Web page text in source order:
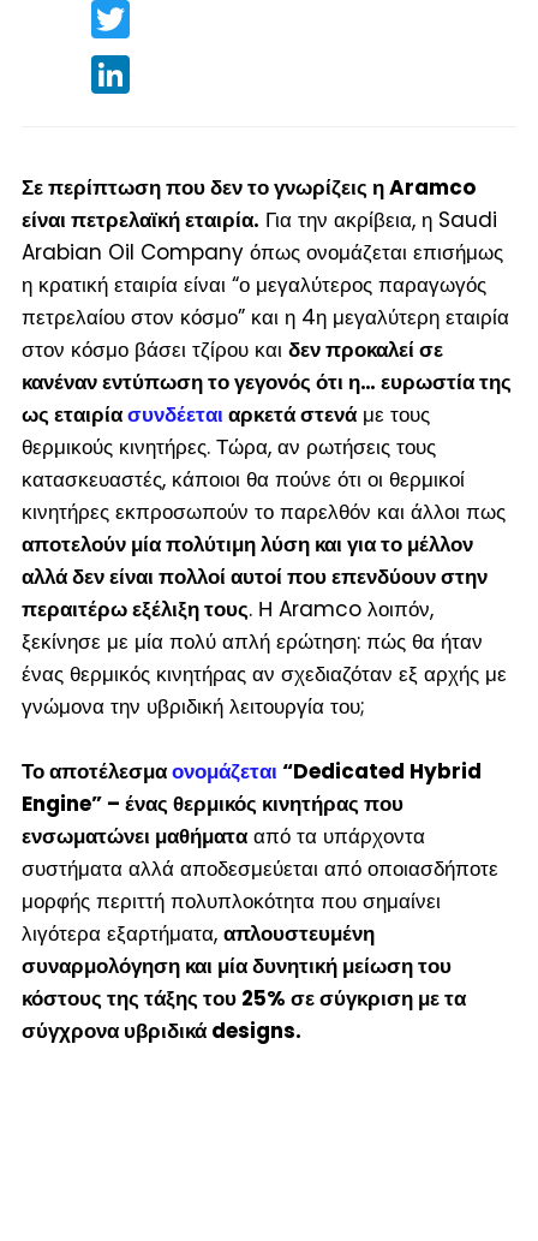
Twitter
LinkedIn
Σε περίπτωση που δεν το γνωρίζεις η Aramco
είναι πετρελαϊκή εταιρία. Για την ακρίβεια, η Saudi
Arabian Oil Company όπως ονομάζεται επισήμως
η κρατική εταιρία είναι “ο μεγαλύτερος παραγωγός
πετρελαίου στον κόσμο” και η 4ημεγαλύτερη εταιρία
στον κόσμο βάσει τζίρου και δεν προκαλεί σε
κανέναν εντύπωση το γεγονός ότι η… ευρωστία της
ως εταιρίασυνδέεται αρκετά στενάμε τους
θερμικούς κινητήρες. Τώρα, αν ρωτήσεις τους
κατασκευαστές, κάποιοι θα πούνε ότι οι θερμικοί
κινητήρες εκπροσωπούν το παρελθόν και άλλοι πως
αποτελούν μία πολύτιμη λύση και για το μέλλον
αλλά δεν είναι πολλοί αυτοί που επενδύουν στην
περαιτέρω εξέλιξη τους. Η Aramco λοιπόν,
ξεκίνησε με μία πολύ απλή ερώτηση: πώς θα ήταν
ένας θερμικός κινητήρας αν σχεδιαζόταν εξ αρχής με
γνώμονα την υβριδική λειτουργία του;
Το αποτέλεσμαονομάζεται “Dedicated Hybrid
Engine” – ένας θερμικός κινητήρας που
ενσωματώνει μαθήματααπό τα υπάρχοντα
συστήματα αλλά αποδεσμεύεται από οποιασδήποτε
μορφής περιττή πολυπλοκότητα που σημαίνει
λιγότερα εξαρτήματα, απλουστευμένη
συναρμολόγηση και μία δυνητική μείωση του
κόστους της τάξης του 25% σε σύγκριση με τα
σύγχρονα υβριδικά designs.